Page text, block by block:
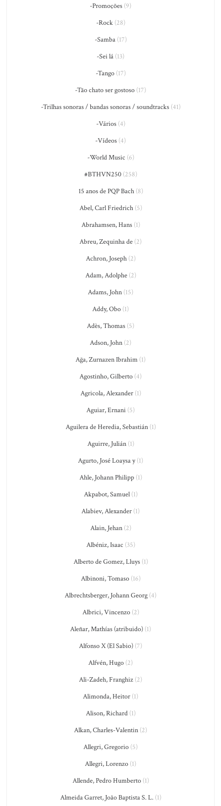
-Promoções (9)
-Rock(28)
-Samba(17)
-Sei lá (13)
-Tango(17)
-Tão chato ser gostoso (17)
-Trilhas sonoras / bandas sonoras / soundtracks(41)
-Vários(4)
-Vídeos (4)
-World Music (6)
#BTHVN250(258)
15 anos de PQP Bach(8)
Abel, Carl Friedrich(5)
Abrahamsen, Hans(1)
Abreu, Zequinha de (2)
Achron, Joseph(2)
Adam, Adolphe(2)
Adams, John (15)
Addy, Obo (1)
Adès, Thomas (5)
Adson, John (2)
Ağa, Zurnazen Ibrahim (1)
Agostinho, Gilberto (4)
Agricola, Alexander(1)
Aguiar, Ernani (5)
Aguilera de Heredia, Sebastián(1)
Aguirre, Julián(1)
Agurto, José Loaysa y(1)
Ahle, Johann Philipp(1)
Akpabot, Samuel(1)
Alabiev, Alexander (1)
Alain, Jehan(2)
Albéniz, Isaac (35)
Alberto de Gomez, Lluys(1)
Albinoni, Tomaso(16)
Albrechtsberger, Johann Georg (4)
Albrici, Vincenzo(2)
Aleñar, Mathías (atribuido) (1)
Alfonso X (El Sabio) (7)
Alfvén, Hugo (2)
Ali-Zadeh, Franghiz (2)
Alimonda, Heitor (1)
Alison, Richard(1)
Alkan, Charles-Valentin (2)
Allegri, Gregorio (5)
Allegri, Lorenzo (1)
Allende, Pedro Humberto(1)
Almeida Garret, João Baptista S. L.(1)